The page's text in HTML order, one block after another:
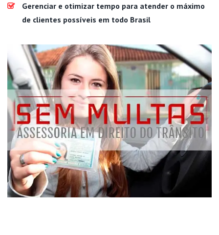
Gerenciar e otimizar tempo para atender o máximo
de clientes possíveis em todo Brasil